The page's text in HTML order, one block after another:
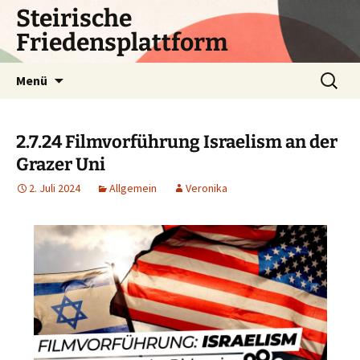
Zum
Inhalt
springen
Steirische
Friedensplattform
Menü
Suchen
nach:
2.7.24 Filmvorführung Israelism an der
Grazer Uni
2. Juli 2024 Allgemein Veronika